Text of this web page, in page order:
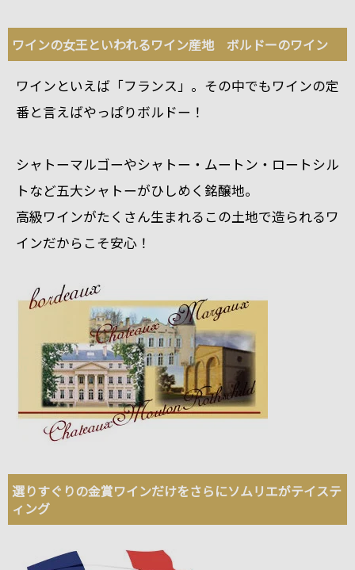
ワインの女王といわれるワイン産地 ボルドーのワイン
ワインといえば「フランス」。その中でもワインの定
番と言えばやっぱりボルドー！
シャトーマルゴーやシャトー・ムートン・ロートシル
トなど五大シャトーがひしめく銘醸地。
高級ワインがたくさん生まれるこの土地で造られるワ
インだからこそ安心！
選りすぐりの金賞ワインだけをさらにソムリエがテイステ
ィング